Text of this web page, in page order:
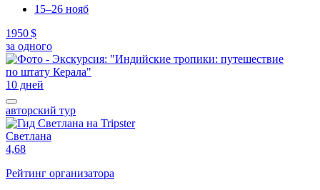
15–26 нояб
1950 $
за одного
10 дней
авторский тур
Светлана
4,68
Рейтинг организатора